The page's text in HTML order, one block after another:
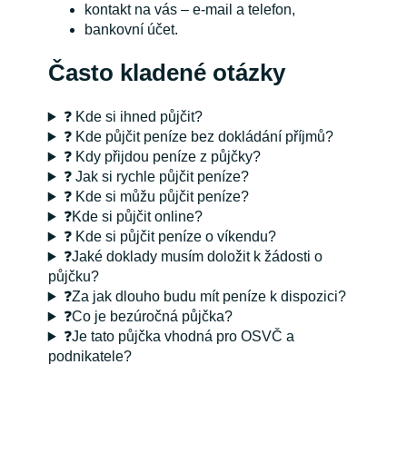
kontakt na vás – e-mail a telefon,
bankovní účet.
Často kladené otázky
❓ Kde si ihned půjčit?
❓ Kde půjčit peníze bez dokládání příjmů?
❓ Kdy přijdou peníze z půjčky?
❓ Jak si rychle půjčit peníze?
❓ Kde si můžu půjčit peníze?
❓Kde si půjčit online?
❓ Kde si půjčit peníze o víkendu?
❓Jaké doklady musím doložit k žádosti o
půjčku?
❓Za jak dlouho budu mít peníze k dispozici?
❓Co je bezúročná půjčka?
❓Je tato půjčka vhodná pro OSVČ a
podnikatele?